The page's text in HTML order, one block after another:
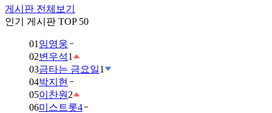
게시판 전체보기
인기 게시판 TOP 50
01 임영웅
02변우석1
03금타는 금요일1
04박지현
05이찬원 2
06미스트롯4